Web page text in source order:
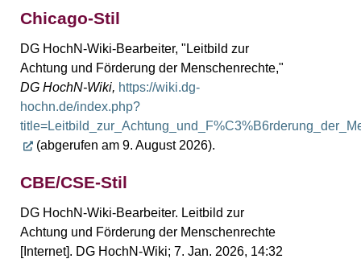
Chicago-Stil
DG HochN-Wiki-Bearbeiter, "Leitbild zur
Achtung und Förderung der Menschenrechte,"
DG HochN-Wiki, https://wiki.dg-
hochn.de/index.php?
(abgerufen am 9. August 2026).
CBE/CSE-Stil
DG HochN-Wiki-Bearbeiter. Leitbild zur
Achtung und Förderung der Menschenrechte
[Internet]. DG HochN-Wiki; 7. Jan. 2026, 14:32